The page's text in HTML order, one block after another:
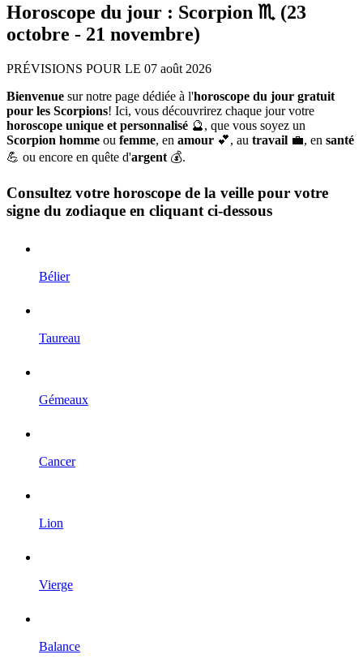
Horoscope du jour : Scorpion ♏ (23
octobre - 21 novembre)
PRÉVISIONS POUR LE 07 août 2026
Bienvenue sur notre page dédiée à l'horoscope du jour gratuit
pour les Scorpions! Ici, vous découvrirez chaque jour votre
horoscope unique et personnalisé 🔮, que vous soyez un
Scorpion homme ou femme, en amour 💕, au travail 💼, en santé
💪 ou encore en quête d'argent 💰.
Consultez votre horoscope de la veille pour votre
signe du zodiaque en cliquant ci-dessous
Bélier
Taureau
Gémeaux
Cancer
Lion
Vierge
Balance